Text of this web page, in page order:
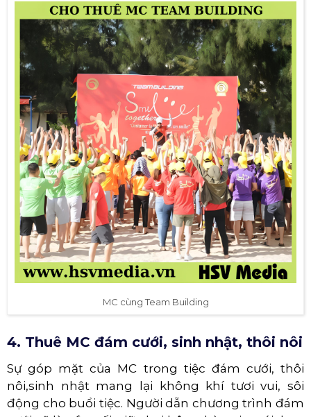
MC cùng Team Building
4. Thuê MC đám cưới, sinh nhật, thôi nôi
Sự góp mặt của MC trong tiệc đám cưới, thôi
nôi,sinh nhật mang lại không khí tươi vui, sôi
động cho buổi tiệc. Người dẫn chương trình đám